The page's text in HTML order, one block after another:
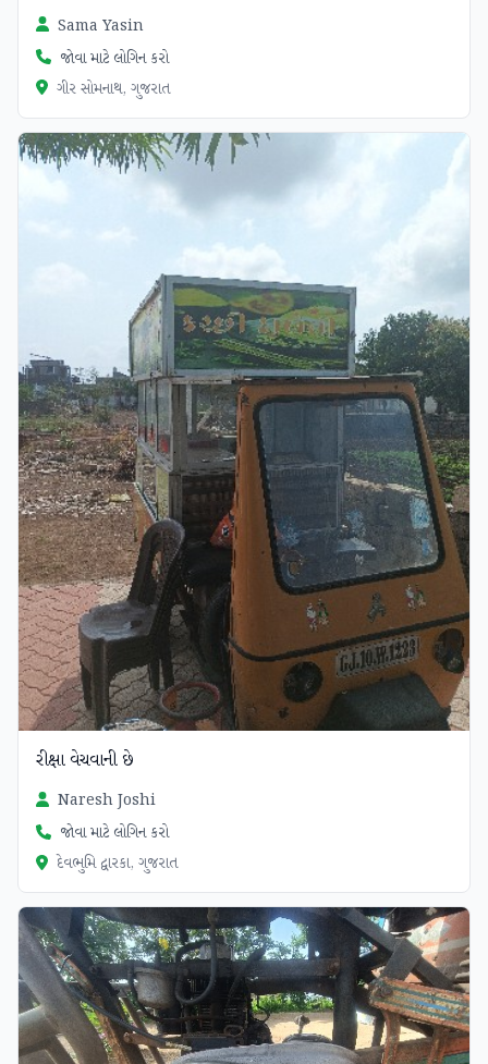
Sama Yasin
જોવા માટે લોગિન કરો
ગીર સોમનાથ, ગુજરાત
રીક્ષા વેચવાની છે
Naresh Joshi
જોવા માટે લોગિન કરો
દેવભુમિ દ્વારકા, ગુજરાત